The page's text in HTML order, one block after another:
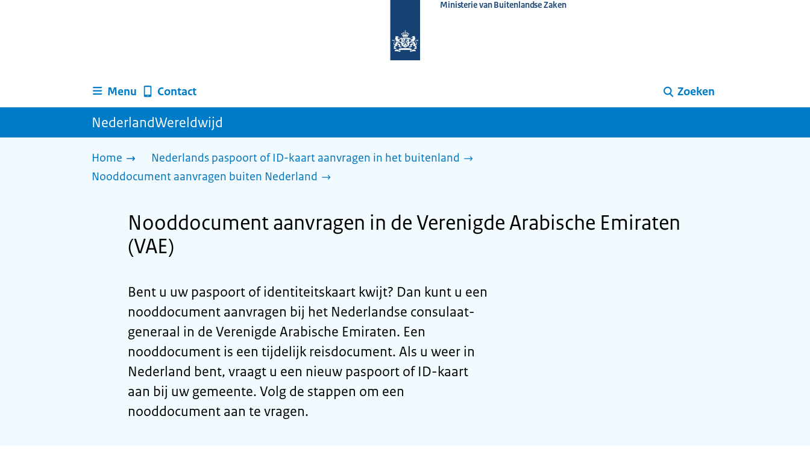
homepage
Ministerie van Buitenlandse Zaken
Menu Contact Zoeken
NederlandWereldwijd
Home
Nederlands paspoort of ID-kaart aanvragen in het buitenland
Nooddocument aanvragen buiten Nederland
Nooddocument aanvragen in de Verenigde Arabische Emiraten
(VAE)
Bent u uw paspoort of identiteitskaart kwijt? Dan kunt u een
nooddocument aanvragen bij het Nederlandse consulaat-
generaal in de Verenigde Arabische Emiraten. Een
nooddocument is een tijdelijk reisdocument. Als u weer in
Nederland bent, vraagt u een nieuw paspoort of ID-kaart
aan bij uw gemeente. Volg de stappen om een
nooddocument aan te vragen.